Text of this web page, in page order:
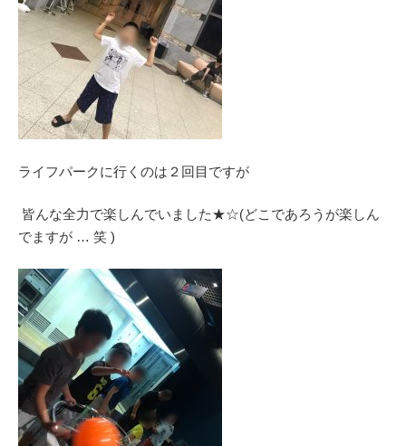
ライフパークに行くのは２回目ですが
皆んな全力で楽しんでいました★☆(どこであろうが楽しん
でますが … 笑 )